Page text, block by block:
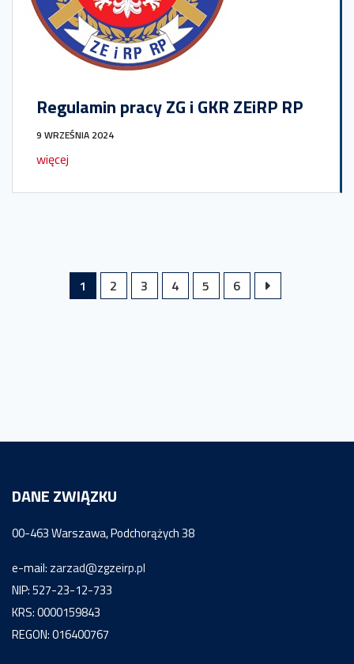
Regulamin pracy ZG i GKR ZEiRP RP
9 WRZEŚNIA 2024
więcej
1 2 3 4 5 6
DANE ZWIĄZKU
00-463 Warszawa, Podchorążych 38
e-mail: zarzad@zgzeirp.pl
NIP: 527-23-12-733
KRS: 0000159843
REGON: 016400767